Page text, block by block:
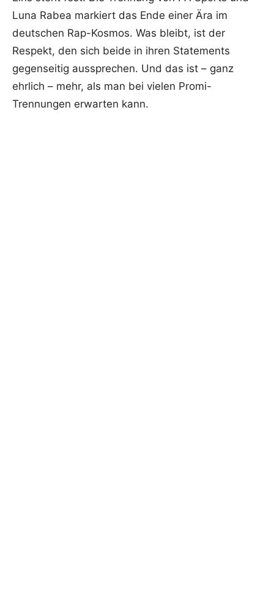
Luna Rabea markiert das Ende einer Ära im
deutschen Rap-Kosmos. Was bleibt, ist der
Respekt, den sich beide in ihren Statements
gegenseitig aussprechen. Und das ist – ganz
ehrlich – mehr, als man bei vielen Promi-
Trennungen erwarten kann.